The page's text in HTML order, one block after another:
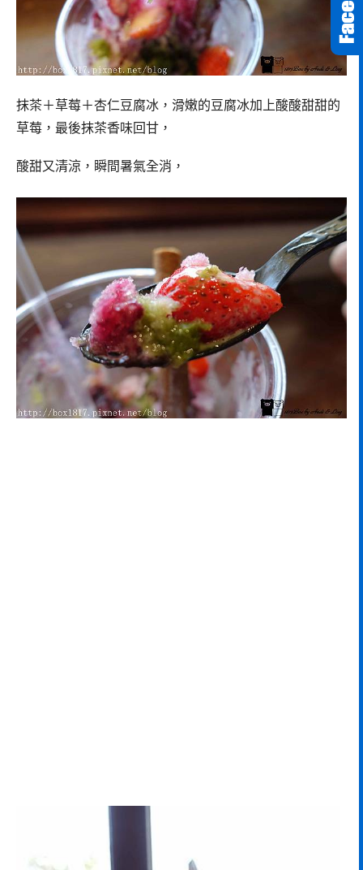
抹茶＋草莓＋杏仁豆腐冰，滑嫩的豆腐冰加上酸酸甜甜的
草莓，最後抹茶香味回甘，
酸甜又清涼，瞬間暑氣全消，